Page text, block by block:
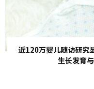
近120万婴儿随访研究
生长发育